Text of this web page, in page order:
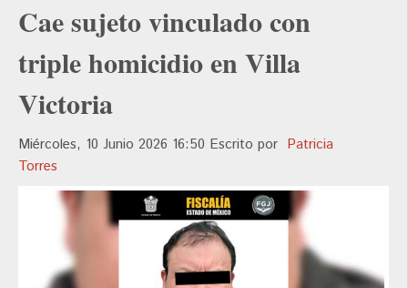
Cae sujeto vinculado con
triple homicidio en Villa
Victoria
Miércoles, 10 Junio 2026 16:50 Escrito por Patricia
Torres